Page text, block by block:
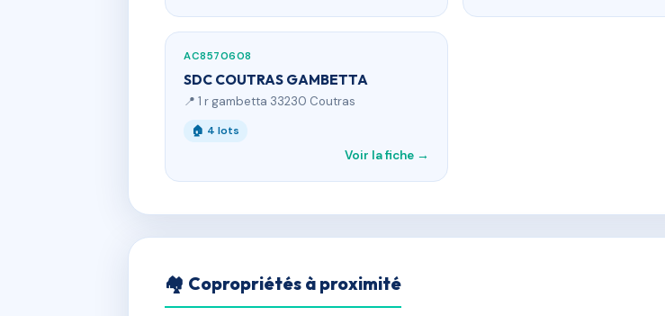
AC8570608
SDC COUTRAS GAMBETTA
📍 1 r gambetta 33230 Coutras
🏠 4 lots
Voir la fiche →
🏘 Copropriétés à proximité